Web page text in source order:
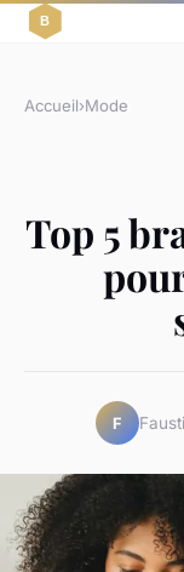
Accueil›Mode
Top 5
F